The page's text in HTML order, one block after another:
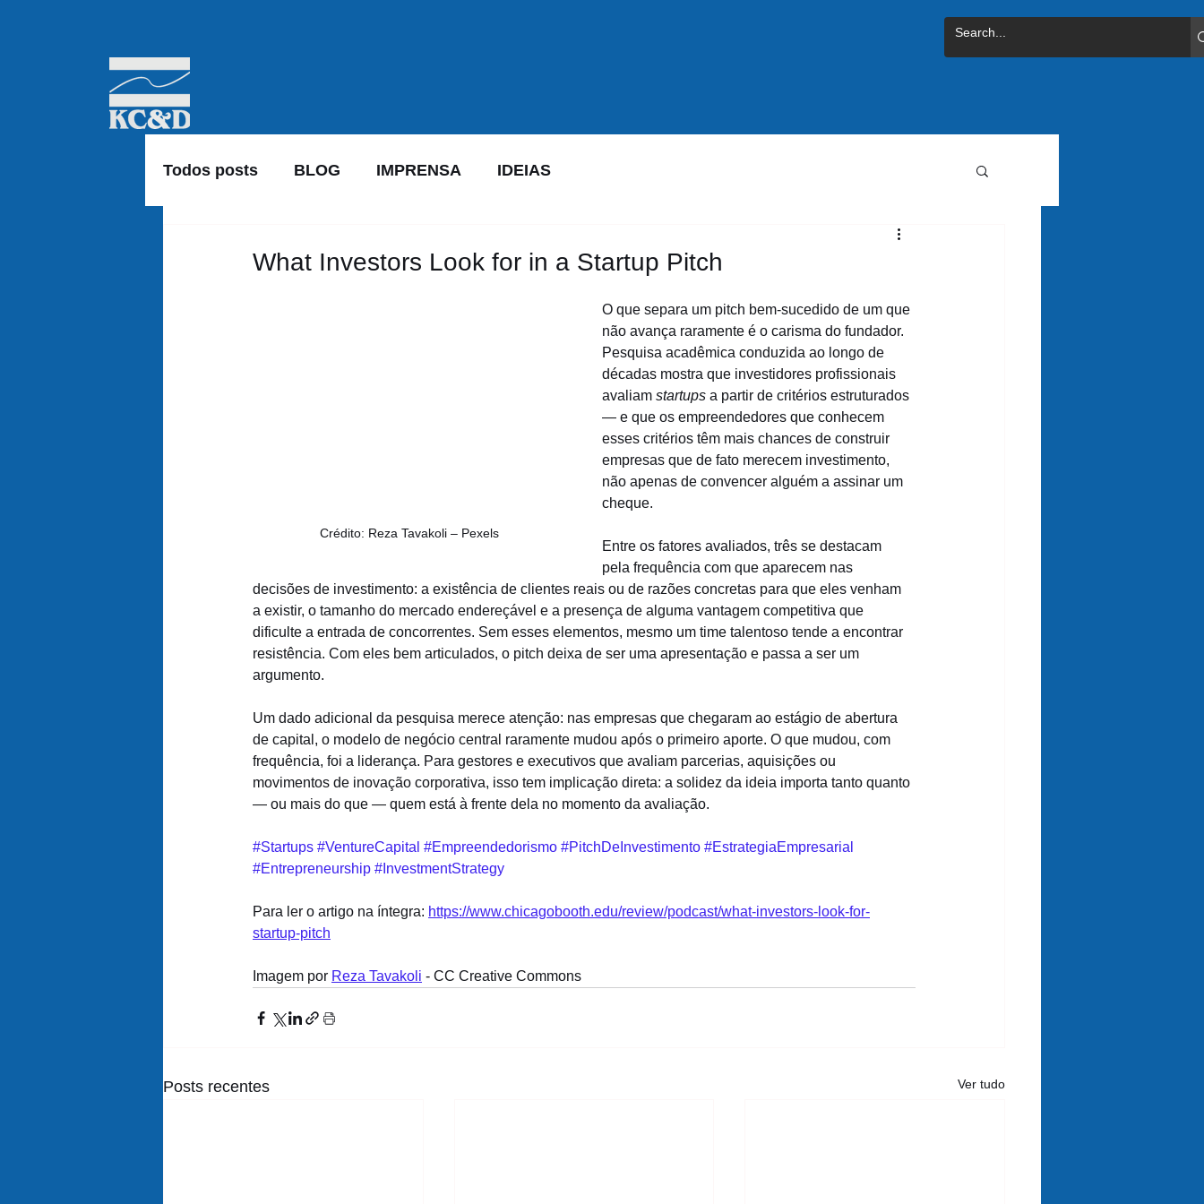
Todos posts BLOG IMPRENSA IDEIAS
What Investors Look for in a Startup Pitch
Crédito: Reza Tavakoli – Pexels
O que separa um pitch bem-sucedido de um que
não avança raramente é o carisma do fundador.
Pesquisa acadêmica conduzida ao longo de
décadas mostra que investidores profissionais
avaliam startups a partir de critérios estruturados
— e que os empreendedores que conhecem
esses critérios têm mais chances de construir
empresas que de fato merecem investimento,
não apenas de convencer alguém a assinar um
cheque.
Entre os fatores avaliados, três se destacam
pela frequência com que aparecem nas
decisões de investimento: a existência de clientes reais ou de razões concretas para que eles venham
a existir, o tamanho do mercado endereçável e a presença de alguma vantagem competitiva que
dificulte a entrada de concorrentes. Sem esses elementos, mesmo um time talentoso tende a encontrar
resistência. Com eles bem articulados, o pitch deixa de ser uma apresentação e passa a ser um
argumento.
Um dado adicional da pesquisa merece atenção: nas empresas que chegaram ao estágio de abertura
de capital, o modelo de negócio central raramente mudou após o primeiro aporte. O que mudou, com
frequência, foi a liderança. Para gestores e executivos que avaliam parcerias, aquisições ou
movimentos de inovação corporativa, isso tem implicação direta: a solidez da ideia importa tanto quanto
— ou mais do que — quem está à frente dela no momento da avaliação.
#Startups #VentureCapital #Empreendedorismo #PitchDeInvestimento #EstrategiaEmpresarial
#Entrepreneurship #InvestmentStrategy
Para ler o artigo na íntegra: https://www.chicagobooth.edu/review/podcast/what-investors-look-for-
startup-pitch
Imagem por Reza Tavakoli - CC Creative Commons
Posts recentes Ver tudo